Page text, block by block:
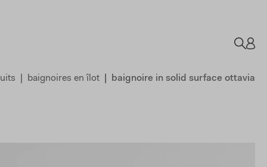
baignoires en îlot baignoire in solid surface ottavia